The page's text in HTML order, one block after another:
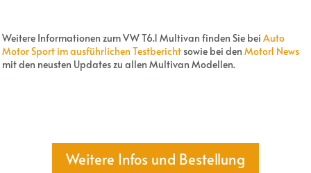
Weitere Informationen zum VW T6.1 Multivan finden Sie bei Auto
Motor Sport im ausführlichen Testbericht sowie bei den Motor1 News
mit den neusten Updates zu allen Multivan Modellen.
Weitere Infos und Bestellung